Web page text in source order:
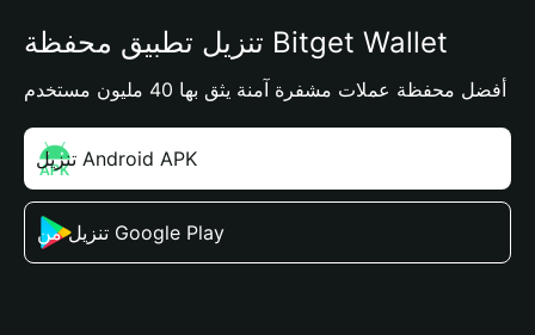
تنزيل تطبيق محفظة Bitget Wallet
أفضل محفظة عملات مشفرة آمنة يثق بها 40 مليون مستخدم
تنزيل Android APK
تنزيل من Google Play